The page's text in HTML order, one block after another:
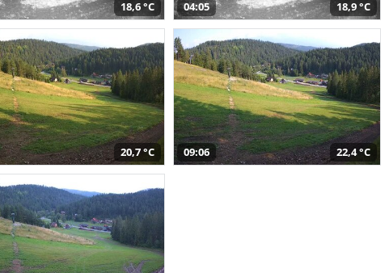
18,6 °C 04:05 18,9 °C
20,7 °C 09:06 22,4 °C